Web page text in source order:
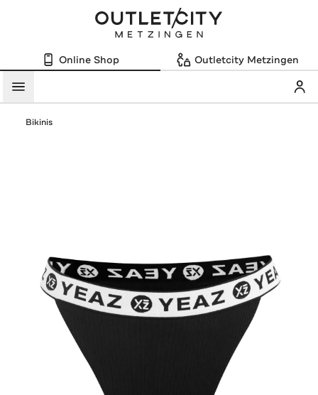
Online Shop Outletcity Metzingen
Menü
Bikinis